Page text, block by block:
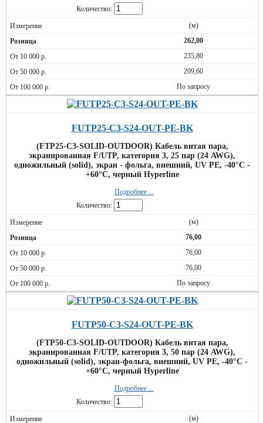
Количество:
(м)
262,00
235,80
209,60
По запросу
FUTP25-C3-S24-OUT-PE-BK
(FTP25-C3-SOLID-OUTDOOR) Кабель витая пара,
экранированная F/UTP, категория 3, 25 пар (24 AWG),
одножильный (solid), экран - фольга, внешний, UV PE, -40°C -
+60°C, черный Hyperline
Подробнее ...
Количество:
(м)
76,00
76,00
76,00
По запросу
FUTP50-C3-S24-OUT-PE-BK
(FTP50-C3-SOLID-OUTDOOR) Кабель витая пара,
экранированная F/UTP, категория 3, 50 пар (24 AWG),
одножильный (solid), экран-фольга, внешний, UV PE, -40°C -
+60°C, черный Hyperline
Подробнее ...
Количество:
(м)